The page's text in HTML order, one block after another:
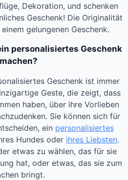
Dekoration, und schenken
Geschenk! Die Originalität
gelungenen Geschenk.
personalisiertes Geschenk
machen?
Geschenk ist immer
Geste, die zeigt, dass
haben, über ihre Vorlieben
Sie können sich für
ein personalisiertes
Hundes oder ihres Liebsten.
etwas zu wählen, das für sie
hat, oder etwas, das sie zum
bringt.